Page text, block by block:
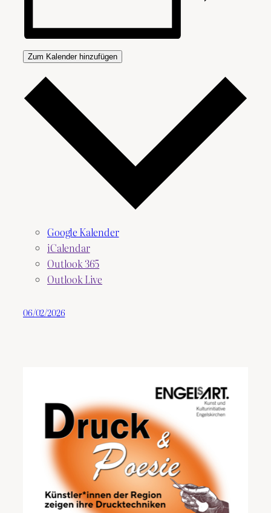
Zum Kalender hinzufügen
Google Kalender
iCalendar
Outlook 365
Outlook Live
06/02/2026